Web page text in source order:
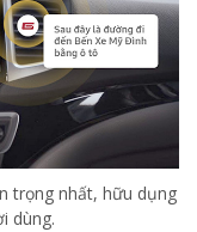
trọng nhất, hữu dụng
dùng.